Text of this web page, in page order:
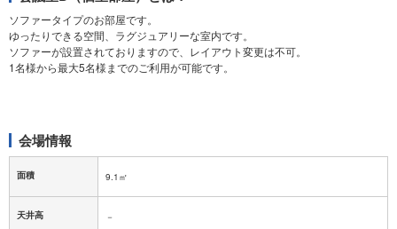
ソファータイプのお部屋です。
ゆったりできる空間、ラグジュアリーな室内です。
ソファーが設置されておりますので、レイアウト変更は不可。
1名様から最大5名様までのご利用が可能です。
会場情報
面積 9.1㎡
天井高 －